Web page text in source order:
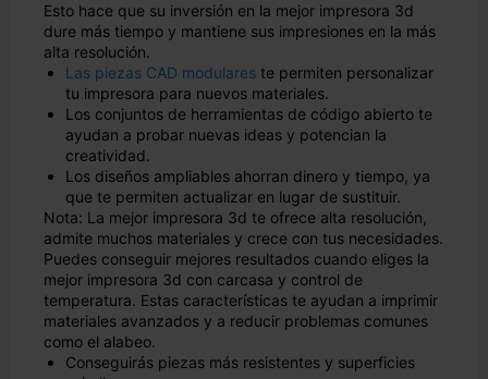
Esto hace que su inversión en la mejor impresora 3d
dure más tiempo y mantiene sus impresiones en la más
alta resolución.
Las piezas CAD modulares te permiten personalizar
tu impresora para nuevos materiales.
Los conjuntos de herramientas de código abierto te
ayudan a probar nuevas ideas y potencian la
creatividad.
Los diseños ampliables ahorran dinero y tiempo, ya
que te permiten actualizar en lugar de sustituir.
Nota: La mejor impresora 3d te ofrece alta resolución,
admite muchos materiales y crece con tus necesidades.
Puedes conseguir mejores resultados cuando eliges la
mejor impresora 3d con carcasa y control de
temperatura. Estas características te ayudan a imprimir
materiales avanzados y a reducir problemas comunes
como el alabeo.
Conseguirás piezas más resistentes y superficies